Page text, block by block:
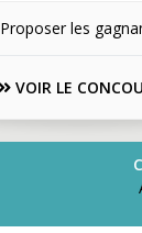
Proposer les
VOIR LE